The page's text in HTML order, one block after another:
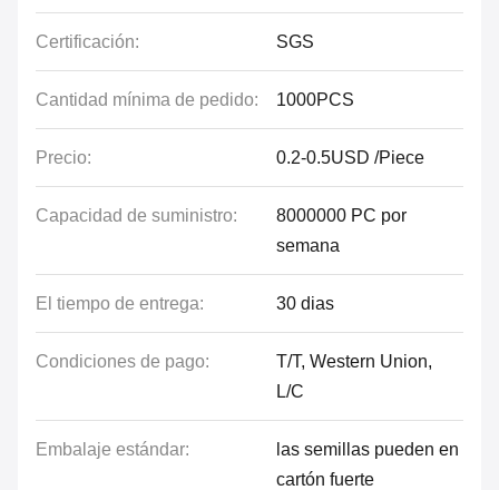
Certificación: SGS
Cantidad mínima de pedido: 1000PCS
Precio: 0.2-0.5USD /Piece
Capacidad de suministro:
8000000 PC por
semana
El tiempo de entrega: 30 dias
Condiciones de pago:
T/T, Western Union,
L/C
Embalaje estándar:
las semillas pueden en
cartón fuerte